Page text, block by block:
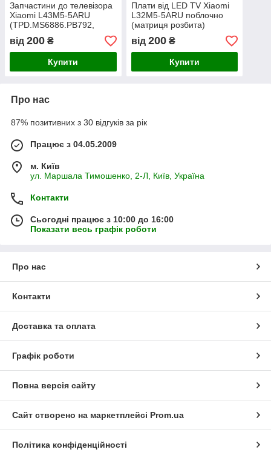
Запчастини до телевізора
Xiaomi L43M5-5ARU
(TPD.MS6886.PB792,
47_6021329 Hi3231_V531,
B03904EE0063A A,
D278270002091,
D79C100116A9
від 200 ₴
Купити
Плати від LЕD TV Xiaomi
L32M5-5ARU поблочно
(матриця розбита)
від 200₴
Купити
Про нас
87% позитивних з 30 відгуків за рік
Працює з 04.05.2009
м. Київ
ул. Маршала Тимошенко, 2-Л, Київ, Україна
Контакти
Сьогодні працює з 10:00 до 16:00
Показати весь графік роботи
Про нас
Контакти
Доставка та оплата
Графік роботи
Повна версія сайту
Сайт створено на маркетплейсі Prom.ua
Політика конфіденційності